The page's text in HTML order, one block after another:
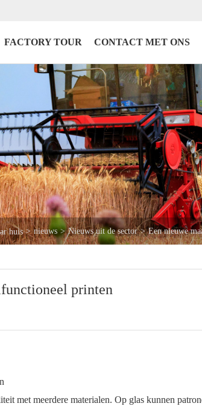
FACTORY TOUR CONTACT MET ONS
huis > nieuws > Nieuws uit de sector > Een nieuwe
printen
met meerdere materialen. Op glas kunnen